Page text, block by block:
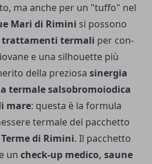
ma anche per un "tuffo" nel
Mari di Rimini si possono
trattamenti termali per con­
e una silhouette più
della preziosa sinergia
termale salsobromoiodica
mare: questa è la formula
termale del pacchetto
Terme di Rimini. Il pacchetto
un check-up medico, saune